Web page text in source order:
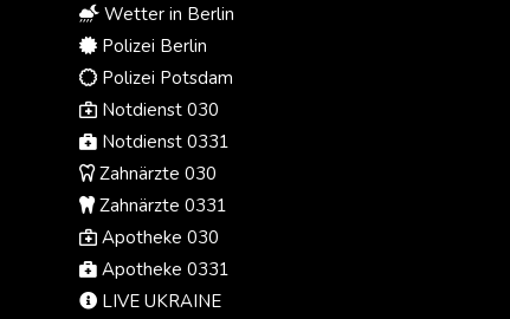
Wetter in Berlin
Polizei Berlin
Polizei Potsdam
Notdienst 030
Notdienst 0331
Zahnärzte 030
Zahnärzte 0331
Apotheke 030
Apotheke 0331
LIVE UKRAINE